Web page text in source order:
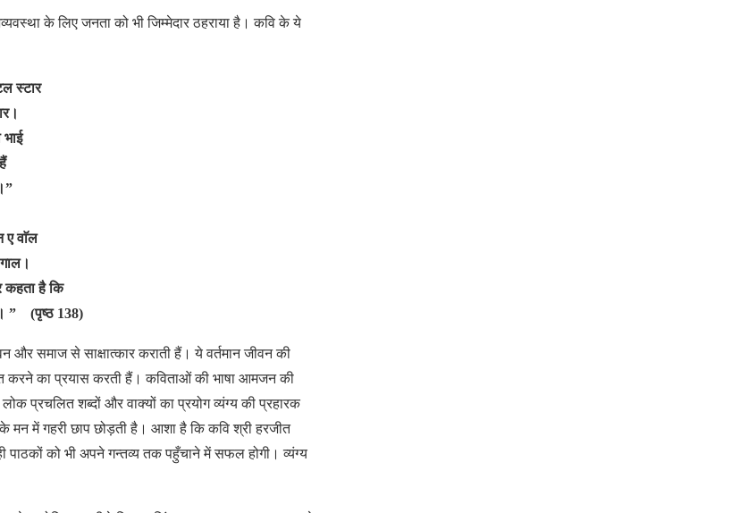
के लिए जनता को भी जिम्मेदार ठहराया है। कवि के ये
स्टार
ए वाॅल
कहता है कि
” (पृष्ठ 138)
और समाज से साक्षात्कार कराती हैं। ये वर्तमान जीवन की
करने का प्रयास करती हैं। कविताओं की भाषा आमजन की
लोक प्रचलित शब्दों और वाक्यों का प्रयोग व्यंग्य की प्रहारक
के मन में गहरी छाप छोड़ती है। आशा है कि कवि श्री हरजीत
पाठकों को भी अपने गन्तव्य तक पहुँचाने में सफल होगी। व्यंग्य